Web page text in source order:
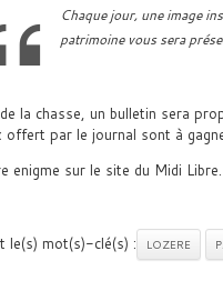
Chaque jour, une image
patrimoine vous sera
la chasse, un bulletin sera
offert par le journal sont à
enigme sur le site du Midi Libre.
le(s) mot(s)-clé(s) : LOZERE